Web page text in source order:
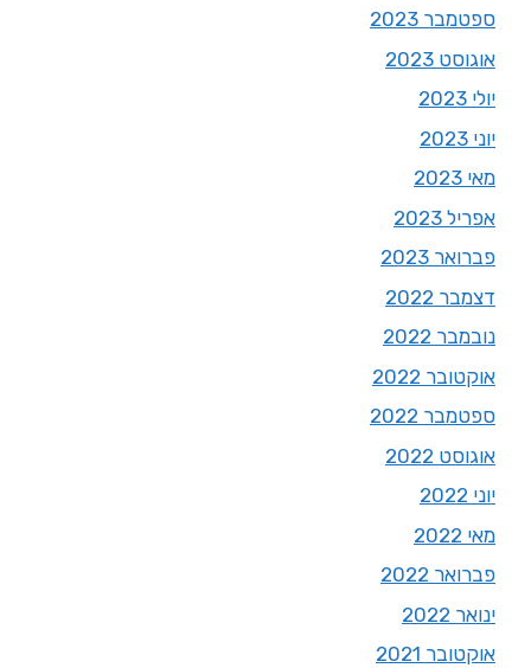
ספטמבר 2023
אוגוסט 2023
יולי 2023
יוני 2023
מאי 2023
אפריל 2023
פברואר 2023
דצמבר 2022
נובמבר 2022
אוקטובר 2022
ספטמבר 2022
אוגוסט 2022
יוני 2022
מאי 2022
פברואר 2022
ינואר 2022
אוקטובר 2021